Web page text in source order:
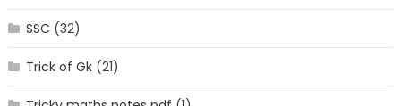
SSC (32)
Trick of Gk(21)